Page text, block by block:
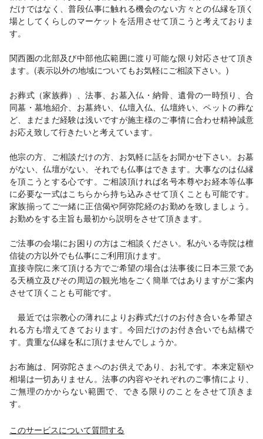
だけではなく、普段仏事に触れる機会のない方々との仏縁を頂く
場としてくらしのマーケットを活用させて頂こうと考えておりま
す。
関西圏の北部及び中部他広範囲に渡り可能な限り対応させて頂き
ます。(表示以外の地域についてもお気軽にご相談下さい。)
お葬式（家族葬）、法事、お墓入仏・納骨、遺骨の一時預り、合
同墓・墓地紹介、お墓終い、仏壇入仏、仏壇終い、ペットの葬な
ど、まだまだ経験は浅いですが施主様のご事情に合わせ精神誠意
お応え致して行きたいと考えています。
他宗の方、ご相談だけの方、お気軽に話をお聞かせ下さい。お墓
がない、仏壇がない、それでも仏事はできます。大事なのは仏縁
を頂こうとする心です。ご相談頂ければ名号本尊やお経本等仏事
に必要な一式はこちらから持ち込みさせて頂くことも可能です。
家族揃ってご一緒に正信偈や阿弥陀経のお勤めを致しましょう。
お勤めをする主旨も最初から説明をさせて頂きます。
ご法事の会場にお困りの方はご相談ください。私がいる寺院は檀
信徒の方以外でも仏事にご利用頂けます。
直接寺院に来て頂ける方でご希望の場合は法事後に日本三景であ
る天橋立及びその周辺の観光地をごく簡単ではありますがご案内
させて頂くことも可能です。
最近では宗教心の薄れによりお葬式だけのお付き合いを希望さ
れる方も増えてきております。今回だけのお付き合いでも結構で
す。貴重な仏縁を私に頂けませんでしょうか。
お布施は、阿弥陀さまへのお供えであり、お礼です。本来定額や
相場は一切ありません。法事の内容やそれぞれのご事情により、
ご無理のかからない範囲で、できる限りのことをさせて頂きま
す。
このサービスについて質問する